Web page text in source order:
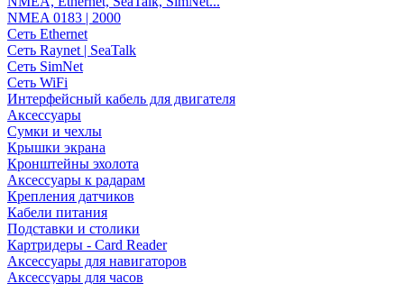
NMEA 0183 | 2000
Сеть Ethernet
Сеть Raynet | SeaTalk
Сеть SimNet
Сеть WiFi
Интерфейсный кабель для двигателя
Аксессуары
Сумки и чехлы
Крышки экрана
Кронштейны эхолота
Аксессуары к радарам
Крепления датчиков
Кабели питания
Подставки и столики
Картридеры - Card Reader
Аксессуары для навигаторов
Аксессуары для часов